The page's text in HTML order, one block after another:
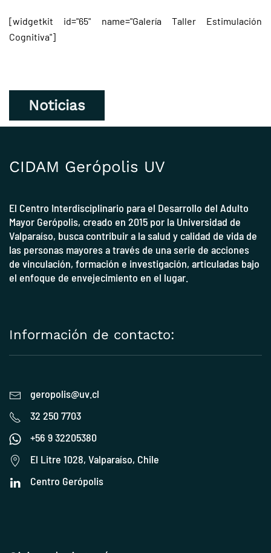
[widgetkit id="65" name="Galería Taller Estimulación
Cognitiva"]
Noticias
CIDAM Gerópolis UV
El Centro Interdisciplinario para el Desarrollo del Adulto
Mayor Gerópolis, creado en 2015 por la Universidad de
Valparaíso, busca contribuir a la salud y calidad de vida de
las personas mayores a través de una serie de acciones
de vinculación, formación e investigación, articuladas bajo
el enfoque de envejecimiento en el lugar.
Información de contacto:
geropolis@uv.cl
32 250 7703
+56 9 32205380
El Litre 1028, Valparaíso, Chile
Centro Gerópolis